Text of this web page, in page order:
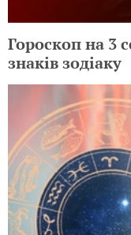
Гороскоп на 3
знаків зодіаку